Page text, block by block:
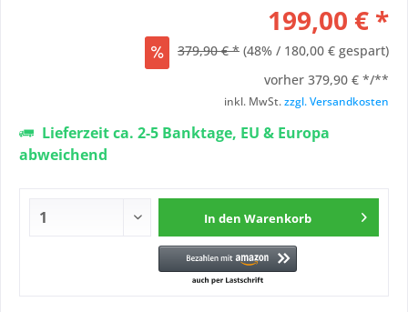
199,00 € *
379,90 € * (48% / 180,00 € gespart)
vorher 379,90 € */**
inkl. MwSt.zzgl. Versandkosten
Lieferzeit ca. 2-5 Banktage, EU & Europa
abweichend
In den Warenkorb